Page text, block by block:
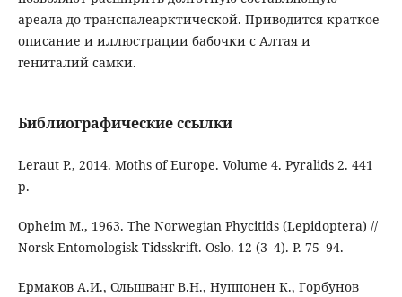
ареала до транспалеарктической. Приводится краткое
описание и иллюстрации бабочки с Алтая и
гениталий самки.
Библиографические ссылки
Leraut P., 2014. Moths of Europe. Volume 4. Pyralids 2. 441
p.
Opheim M., 1963. The Norwegian Phycitids (Lepidoptera) //
Norsk Entomologisk Tidsskrift. Oslo. 12 (3–4). P. 75–94.
Ермаков А.И., Ольшванг В.Н., Нуппонен К., Горбунов